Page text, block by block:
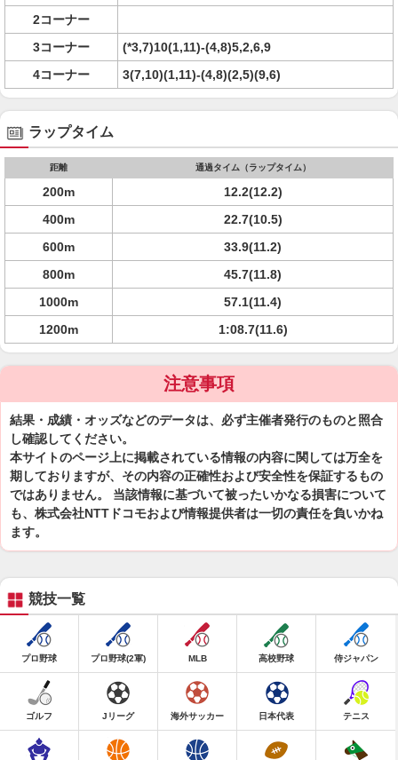
2コーナー
3コーナー
(*3,7)10(1,11)-(4,8)5,2,6,9
4コーナー
3(7,10)(1,11)-(4,8)(2,5)(9,6)
ラップタイム
距離 通過タイム（ラップタイム）
200m
12.2(12.2)
400m
22.7(10.5)
600m
33.9(11.2)
800m
45.7(11.8)
1000m
57.1(11.4)
1200m
1:08.7(11.6)
注意事項
結果・成績・オッズなどのデータは、必ず主催者発行のものと照合
し確認してください。
本サイトのページ上に掲載されている情報の内容に関しては万全を
期しておりますが、その内容の正確性および安全性を保証するもの
ではありません。 当該情報に基づいて被ったいかなる損害について
も、株式会社NTTドコモおよび情報提供者は一切の責任を負いかね
ます。
競技一覧
プロ野球 プロ野球(2軍) MLB 高校野球 侍ジャパン
ゴルフ Jリーグ 海外サッカー 日本代表 テニス